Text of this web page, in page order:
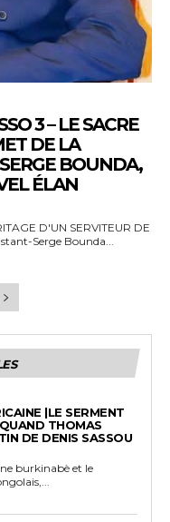
3 – LE SACRE
DE LA
BOUNDA,
ÉLAN
de Constant-Serge Bounda...
|LE SERMENT
THOMAS
DE DENIS SASSOU
burkinabè et le